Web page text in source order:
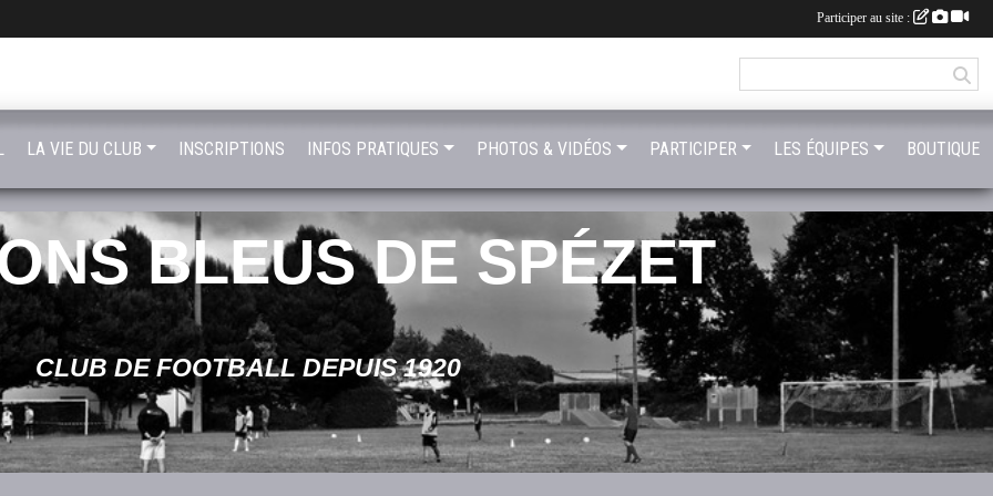
BLEUS DE SPÉZET
CLUB DE FOOTBALL DEPUIS 1920
LA VIE DU CLUB INSCRIPTIONS INFOS PRATIQUES PHOTOS & VIDÉOS PARTICIPER LES ÉQUIPES BOUTIQUE
Participer au site :